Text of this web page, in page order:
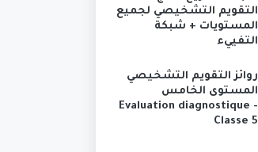
التقويم التشخيصي لجميع
المستويات + شبكة
التفييء
روائز التقويم التشخيصي
المستوى الخامس
Evaluation diagnostique -
Classe 5